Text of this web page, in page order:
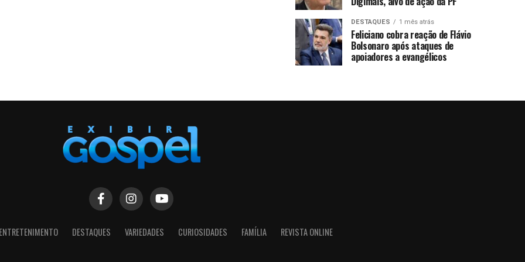
DESTAQUES 1 mês atrás
Feliciano cobra reação de Flávio
Bolsonaro após ataques de
apoiadores a evangélicos
ENTRETENIMENTO DESTAQUES VARIEDADES CURIOSIDADES FAMÍLIA REVISTA ONLINE